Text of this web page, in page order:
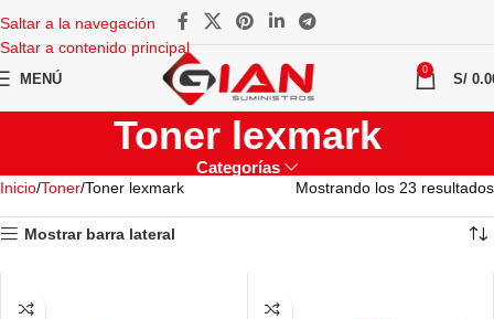
Saltar a la navegación
Saltar a contenido principal
MENÚ
0
S/
Toner lexmark
Categorías
Inicio Toner Toner lexmark Mostrando los 23 resultados
Mostrar barra lateral